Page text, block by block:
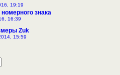
19:19
знака
16:39
Zuk
15:59